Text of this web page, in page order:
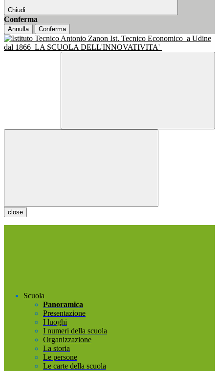
Chiudi
Conferma
Annulla Conferma
Ist. Tecnico Economico a Udine
dal 1866 LA SCUOLA DELL'INNOVATIVITA'
close
Scuola
Panoramica
Presentazione
I luoghi
I numeri della scuola
Organizzazione
La storia
Le persone
Le carte della scuola